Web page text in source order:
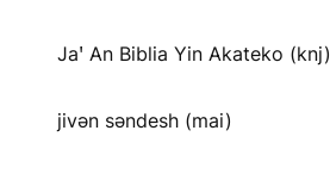
Jaꞌ An Biblia Yin Akateko (knj)
jivən səndesh (mai)